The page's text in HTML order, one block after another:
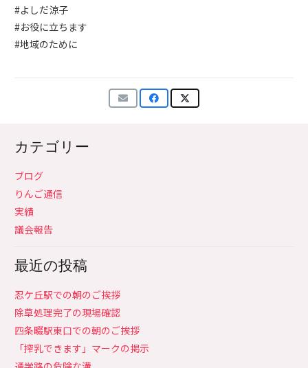
#よしだ涼子
#お役に立ちます
#地域のために
カテゴリー
ブログ
りんご通信
実績
議会報告
最近の投稿
忍ケ丘駅での朝のご挨拶
除草処理完了の現場確認
四条畷駅東口での朝のご挨拶
「搾乳できます」マークの掲示